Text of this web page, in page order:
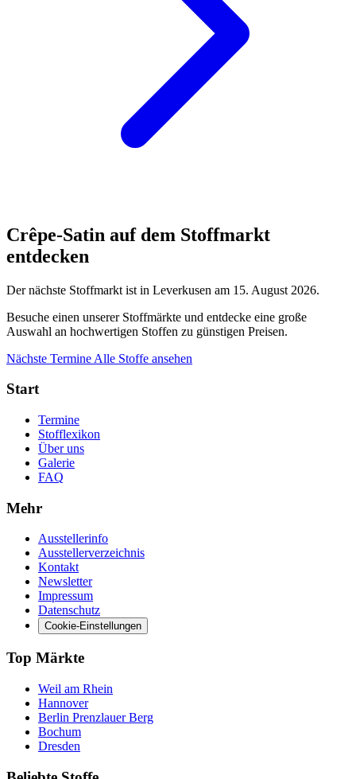
Crêpe-Satin auf dem Stoffmarkt
entdecken
Der nächste Stoffmarkt ist in Leverkusen am 15. August 2026.
Besuche einen unserer Stoffmärkte und entdecke eine große
Auswahl an hochwertigen Stoffen zu günstigen Preisen.
Nächste Termine Alle Stoffe ansehen
Start
Termine
Stofflexikon
Über uns
Galerie
FAQ
Mehr
Ausstellerinfo
Ausstellerverzeichnis
Kontakt
Newsletter
Impressum
Datenschutz
Cookie-Einstellungen
Top Märkte
Weil am Rhein
Hannover
Berlin Prenzlauer Berg
Bochum
Dresden